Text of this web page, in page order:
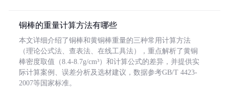
铜棒的重量计算方法有哪些
本文详细介绍了铜棒和黄铜棒重量的三种常用计算方法
（理论公式法、查表法、在线工具法），重点解析了黄铜
棒密度取值（8.4-8.7g/cm³）和计算公式的差异，并提供实
际计算案例、误差分析及选材建议，数据参考GB/T 4423-
2007等国家标准。